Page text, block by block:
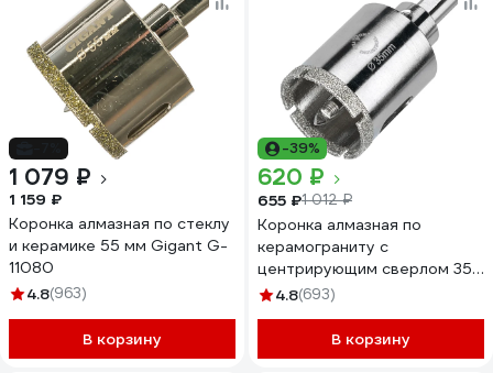
1 079 ₽
1 159 ₽
Коронка алмазная по стеклу
и керамике 55 мм Gigant G-
11080
4.8(963)
В корзину
-39%
620 ₽
655 ₽1 012 ₽
Коронка алмазная по
керамограниту с
центрирующим сверлом 35
мм Diamond Industrial
4.8(693)
В корзину